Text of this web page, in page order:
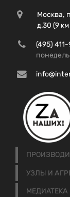
Москва,
д.30 (9
(495)
УЗЛЫ И
МЕДИАТЕКА